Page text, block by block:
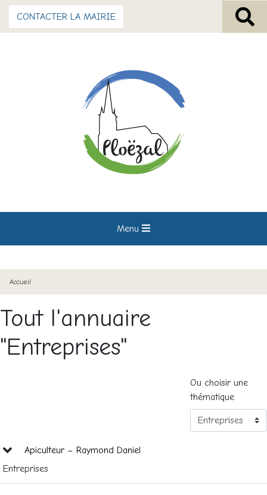
CONTACTER LA MAIRIE
Menu
Accueil
Tout l'annuaire
"Entreprises"
Ou choisir une
thématique
Apiculteur – Raymond Daniel
Entreprises